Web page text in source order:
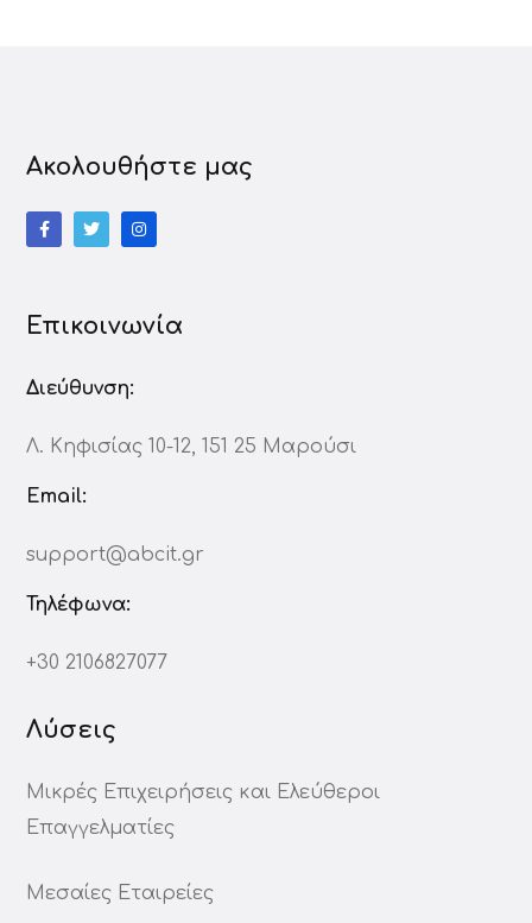
Ακολουθήστε μας
Επικοινωνία
Διεύθυνση:
Λ. Κηφισίας 10-12, 151 25 Μαρούσι
Email:
support@abcit.gr
Τηλέφωνα:
+30 2106827077
Λύσεις
Μικρές Επιχειρήσεις και Ελεύθεροι
Επαγγελματίες
Μεσαίες Εταιρείες